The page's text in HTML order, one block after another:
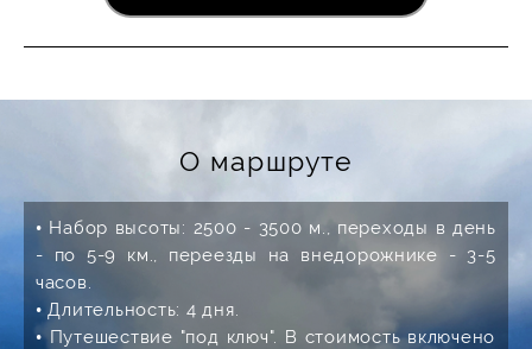
О маршруте
• Набор высоты: 2500 - 3500 м., переходы в день
- по 5-9 км., переезды на внедорожнике - 3-5
часов.
• Длительность: 4 дня.
• Путешествие "под ключ". В стоимость включено